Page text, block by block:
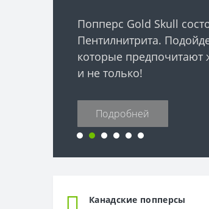
Попперс Gold Skull
Пентилнитрита.
которые предпочитают
и не только!
Подробней
Канадские попперсы